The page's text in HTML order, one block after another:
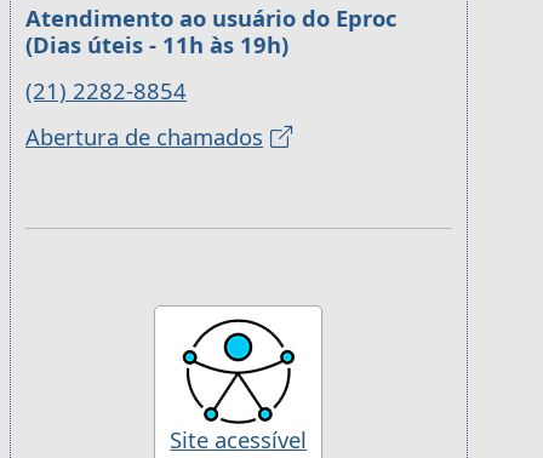
Atendimento ao usuário do Eproc
(Dias úteis - 11h às 19h)
(21) 2282-8854
Abertura de chamados
Site acessível